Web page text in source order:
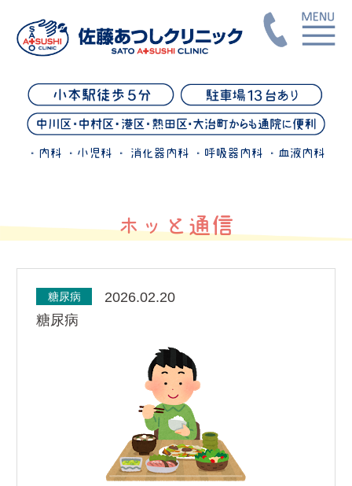
・内科 ・小児科 ・ 消化器内科 ・呼吸器内科 ・血液内科
ホッと通信
糖尿病
2026.02.20
糖尿病